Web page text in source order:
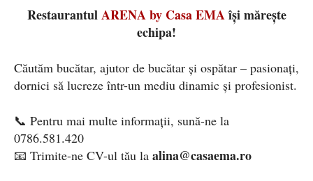
RestaurantulARENA by Casa EMAîși mărește
echipa!
Căutăm bucătar, ajutor de bucătar și ospătar – pasionați,
dornici să lucreze într-un mediu dinamic și profesionist.
📞 Pentru mai multe informații, sună-ne la
0786.581.420
📧 Trimite-ne CV-ul tău la alina@casaema.ro